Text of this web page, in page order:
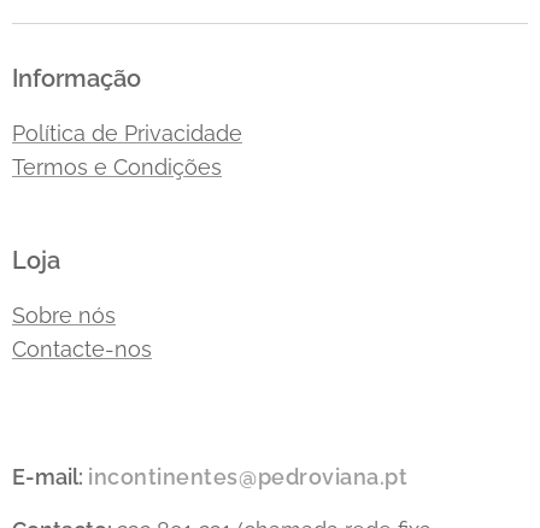
Informação
Política de Privacidade
Termos e Condições
Loja
Sobre nós
Contacte-nos
E-mail: incontinentes@pedroviana.pt